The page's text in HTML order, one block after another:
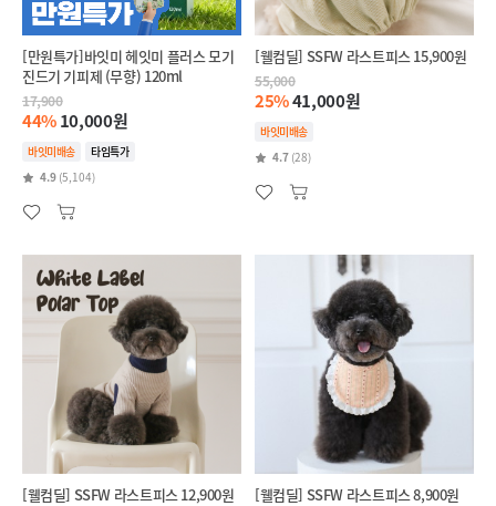
[만원특가]바잇미 헤잇미 플러스 모기
진드기 기피제 (무향) 120ml
17,900
44%10,000원
바잇미배송
타임특가
4.9 (5,104)
[웰컴딜] SSFW 라스트피스 15,900원
55,000
25%41,000원
바잇미배송
4.7 (28)
[웰컴딜] SSFW 라스트피스 12,900원 [웰컴딜] SSFW 라스트피스 8,900원